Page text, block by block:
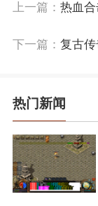
上一篇： 热血
下一篇： 复古
热门新闻